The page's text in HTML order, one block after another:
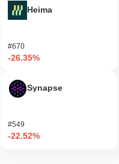
Heima
#670
-26.35%
Synapse
#549
-22.52%